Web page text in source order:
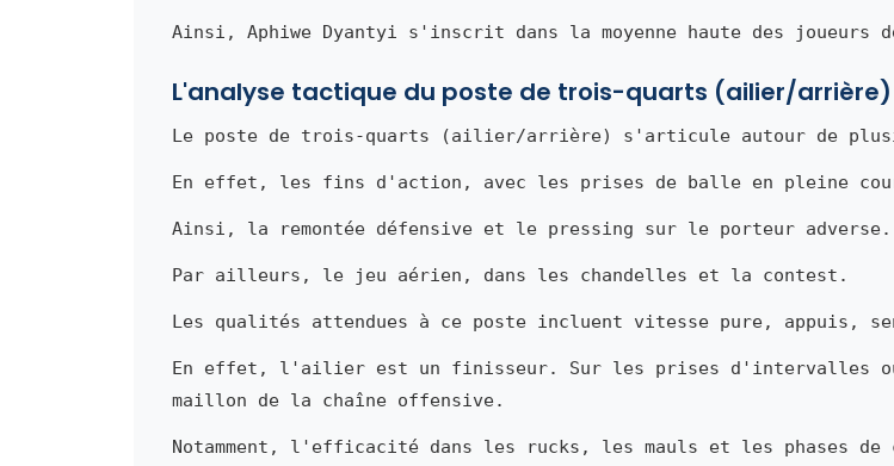
Ainsi, Aphiwe Dyantyi s'inscrit dans la moyenne haute des joueurs
L'analyse tactique du poste de trois-quarts (ailier/arrière)
Le poste de trois-quarts (ailier/arrière) s'articule autour de
En effet, les fins d'action, avec les prises de balle en pleine
Ainsi, la remontée défensive et le pressing sur le porteur adverse.
Par ailleurs, le jeu aérien, dans les chandelles et la contest.
Les qualités attendues à ce poste incluent vitesse pure, appuis,
En effet, l'ailier est un finisseur. Sur les prises d'intervalles
maillon de la chaîne offensive.
Notamment, l'efficacité dans les rucks, les mauls et les phases